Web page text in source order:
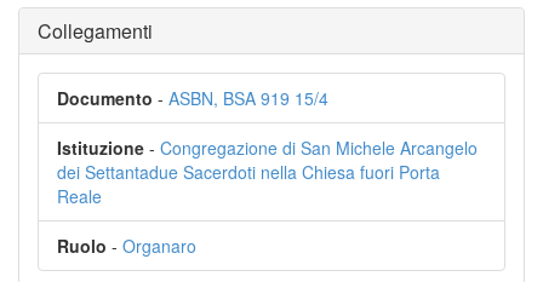
Collegamenti
Documento - ASBN, BSA 919 15/4
Istituzione - Congregazione di San Michele Arcangelo
dei Settantadue Sacerdoti nella Chiesa fuori Porta
Reale
Ruolo - Organaro